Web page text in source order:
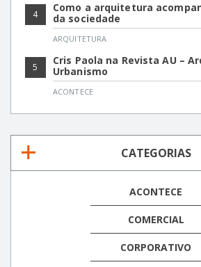
4
Como a arquitetura
da sociedade
ARQUITETURA
5
Cris Paola na Revista AU –
Urbanismo
ACONTECE
CATEGORIAS
ACONTECE
COMERCIAL
CORPORATIVO